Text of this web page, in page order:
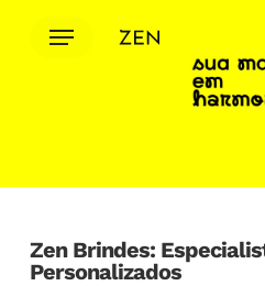
Menu
Cotação
Zen Brindes:
Personalizados